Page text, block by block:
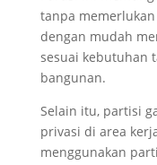
tanpa
dengan mudah
sesuai kebutuhan
bangunan.
Selain itu, partisi
privasi di area
menggunakan